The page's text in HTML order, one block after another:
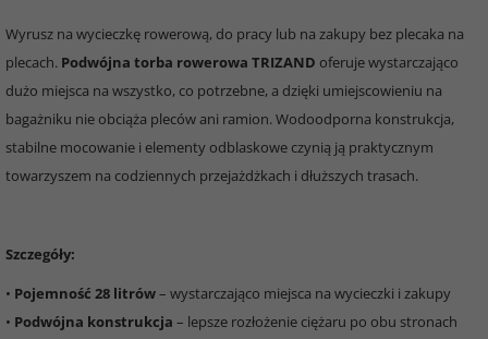
Wyrusz na wycieczkę rowerową, do pracy lub na zakupy bez plecaka na
plecach. Podwójna torba rowerowa TRIZAND oferuje wystarczająco
dużo miejsca na wszystko, co potrzebne, a dzięki umiejscowieniu na
bagażniku nie obciąża pleców ani ramion. Wodoodporna konstrukcja,
stabilne mocowanie i elementy odblaskowe czynią ją praktycznym
towarzyszem na codziennych przejażdżkach i dłuższych trasach.
Szczegóły:
• Pojemność 28 litrów– wystarczająco miejsca na wycieczki i zakupy
• Podwójna konstrukcja – lepsze rozłożenie ciężaru po obu stronach